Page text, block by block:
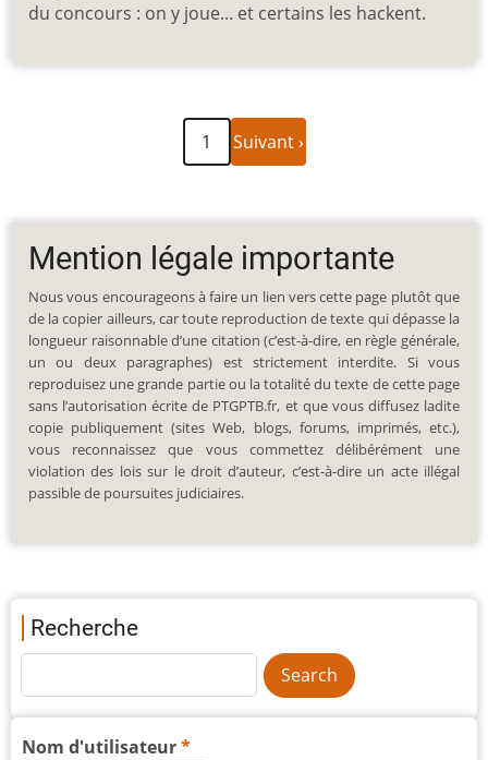
du concours : on y joue... et certains les hackent.
1
Page
suivante
Suivant ›
Mention légale importante
Nous vous encourageons à faire un lien vers cette page plutôt que
de la copier ailleurs, car toute reproduction de texte qui dépasse la
longueur raisonnable d’une citation (c’est-à-dire, en règle générale,
un ou deux paragraphes) est strictement interdite. Si vous
reproduisez une grande partie ou la totalité du texte de cette page
sans l’autorisation écrite de PTGPTB.fr, et que vous diffusez ladite
copie publiquement (sites Web, blogs, forums, imprimés, etc.),
vous reconnaissez que vous commettez délibérément une
violation des lois sur le droit d’auteur, c’est-à-dire un acte illégal
passible de poursuites judiciaires.
Recherche
Nom d'utilisateur